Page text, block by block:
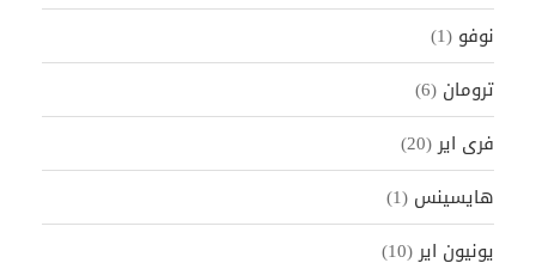
نوفو (1)
ترومان (6)
فرى اير(20)
هايسينس (1)
يونيون اير(10)